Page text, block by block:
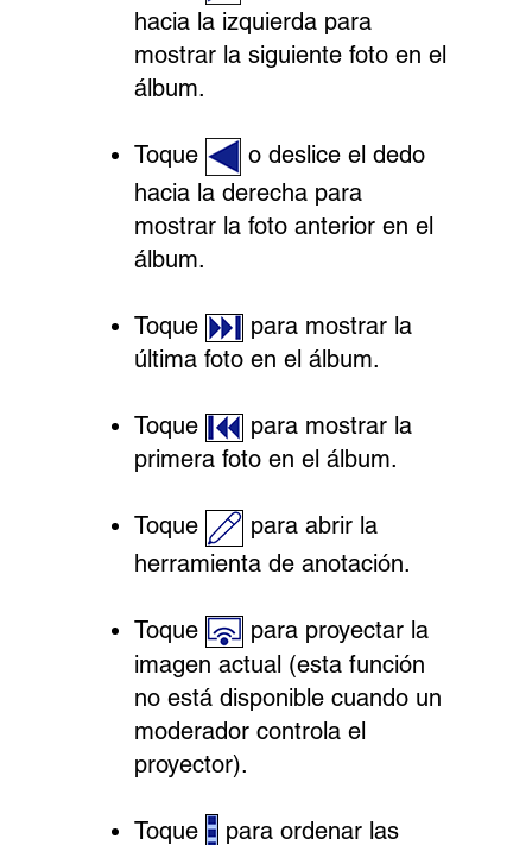
hacia la izquierda para
mostrar la siguiente foto en el
álbum.
Toque
o deslice el dedo
hacia la derecha para
mostrar la foto anterior en el
álbum.
Toque
para mostrar la
última foto en el álbum.
Toque
para mostrar la
primera foto en el álbum.
Toque
para abrir la
herramienta de anotación.
Toque
para proyectar la
imagen actual (esta función
no está disponible cuando un
moderador controla el
proyector).
Toque para ordenar las